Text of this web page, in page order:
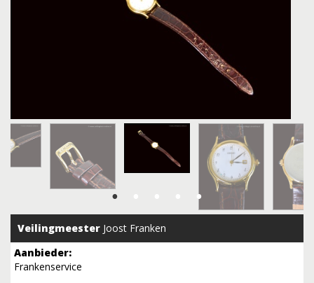
Veilingmeester Joost Franken
Aanbieder:
Frankenservice